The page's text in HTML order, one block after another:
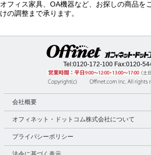
オフィス家具、OA機器など、お探しの商品を
けの調整まで承ります。
Tel:0120-172-100Fax:0120-
会社概要
オフィネット・ドットコム株式会社について
プライバシーポリシー